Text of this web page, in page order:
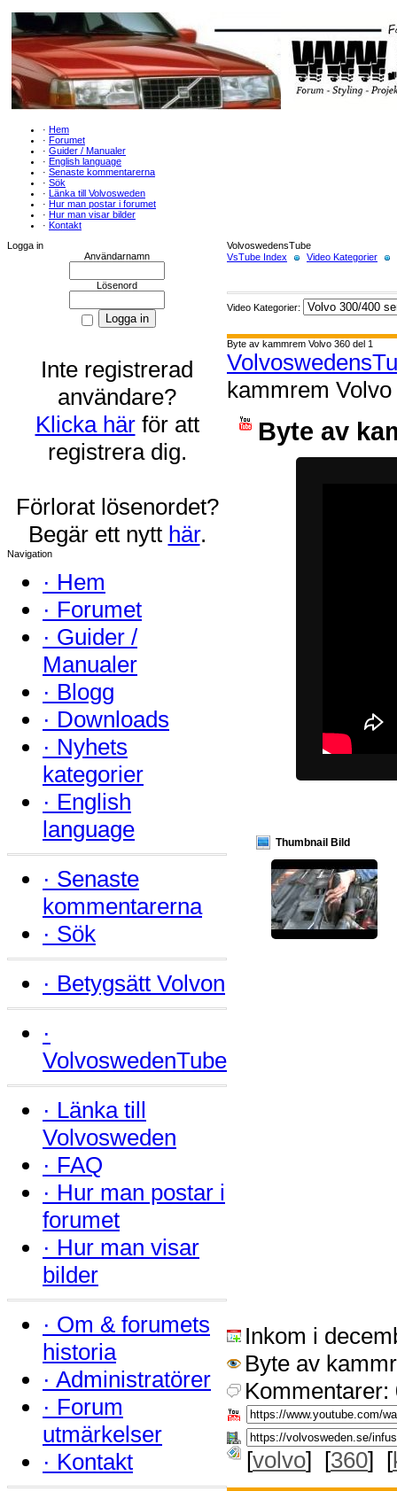
· Hem
· Forumet
· Guider / Manualer
· English language
· Senaste kommentarerna
· Sök
· Länka till Volvosweden
· Hur man postar i forumet
· Hur man visar bilder
· Kontakt
Logga in
Användarnamn
Lösenord
Inte registrerad
användare?
Klicka härför att
registrera dig.
Förlorat lösenordet?
Begär ett nytt här.
Navigation
· Hem
· Forumet
· Guider /
Manualer
· Blogg
· Downloads
· Nyhets
kategorier
· English
language
· Senaste
kommentarerna
· Sök
· Betygsätt Volvon
·
VolvoswedenTube
· Länka till
Volvosweden
· FAQ
· Hur man postar i
forumet
· Hur man visar
bilder
· Om & forumets
historia
· Administratörer
· Forum
utmärkelser
· Kontakt
VolvoswedensTube
VsTube Index
Video Kategorier
Video Kategorier:
Byte av kammrem Volvo 360 del 1
kammrem
Byte av
Thumbnail Bild
Inkom i
Byte av
Kommentarer:
[volvo] [360] [